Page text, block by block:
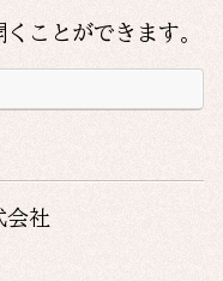
ことができます。
会社